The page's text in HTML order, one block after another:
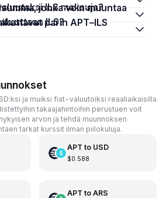
ILS maksuja?
ILS?
ja muiksi fiat-valuutoiksi reaaliaikaisilla
takaajahintoihin perustuen voit
arvon ja tehdä muunnoksen
tarkat kurssit ilman piilokuluja.
APT to USD
$0.588
APT to ARS